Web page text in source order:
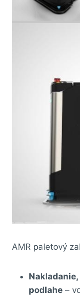
AMR paletový
podlahe –